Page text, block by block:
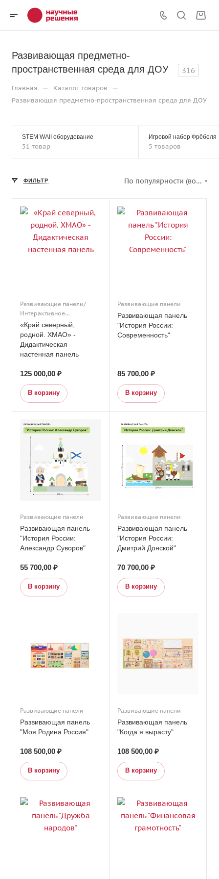
Развивающая предметно-
пространственная среда для ДОУ
316
Главная — Каталог товаров —
Развивающая предметно-пространственная среда для ДОУ
STEM WAII оборудование
51 товар
Игровой набор Фрёбеля
5 товаров
ФИЛЬТР По популярности (возрастание)
Развивающие панели/
Интерактивное
оборудование/
Региональный компонент
«Край северный,
родной. ХМАО» -
Дидактическая
настенная панель
125 000,00 ₽
В корзину
Развивающие панели
Развивающая панель
"История России:
Современность"
85 700,00 ₽
В корзину
Развивающие панели
Развивающая панель
"История России:
Александр Суворов"
55 700,00 ₽
В корзину
Развивающие панели
Развивающая панель
"История России:
Дмитрий Донской"
70 700,00 ₽
В корзину
Развивающие панели
Развивающая панель
"Моя Родина Россия"
108 500,00 ₽
В корзину
Развивающие панели
Развивающая панель
"Когда я вырасту"
108 500,00 ₽
В корзину